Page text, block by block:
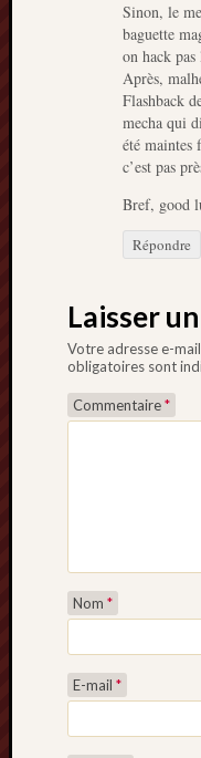
Sinon, le
baguette
on hack
Après,
Flashback
mecha qui
été maintes
c’est pas
Bref, good
Répondre
Laisser
Votre adresse e-
obligatoires sont
Commentaire*
Nom *
E-mail *